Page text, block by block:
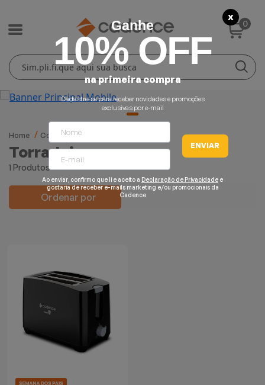
0
Home Cozinha Torradeiras
Torradeiras
1 Produtos
Ordenar por
X
Ganhe
10% OFF
na primeira compra
Cadastre-se para receber novidades e promoções
exclusivas por e-mail
ENVIAR
Ao enviar, confirmo que li e aceito a Declaração de Privacidade e
gostaria de receber e-mails marketing e/ou promocionais da
Cadence
Cozinha
Liquidificadores
Grills e Sanduicheiras
Chaleiras Elétricas
Cafeteiras
Mixers
Processadores
Coifas
Lar
Conforto Térmico
Climatizadores
Ventiladores
Cuidados Pessoais
Secadores
Cortadores de Cabelo
Pranchas